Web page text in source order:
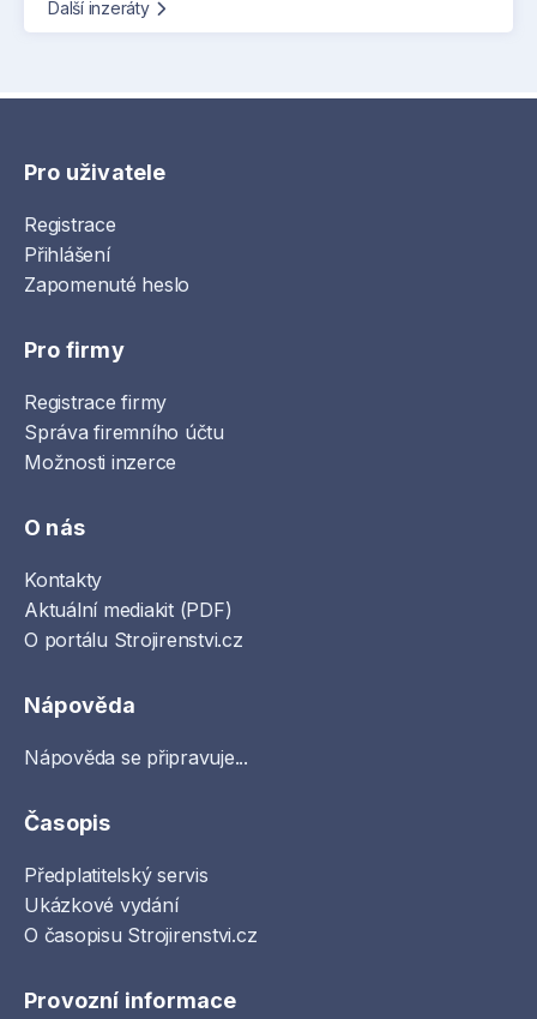
Další inzeráty
Pro uživatele
Registrace
Přihlášení
Zapomenuté heslo
Pro firmy
Registrace firmy
Správa firemního účtu
Možnosti inzerce
O nás
Kontakty
Aktuální mediakit (PDF)
O portálu Strojirenstvi.cz
Nápověda
Nápověda se připravuje...
Časopis
Předplatitelský servis
Ukázkové vydání
O časopisu Strojirenstvi.cz
Provozní informace